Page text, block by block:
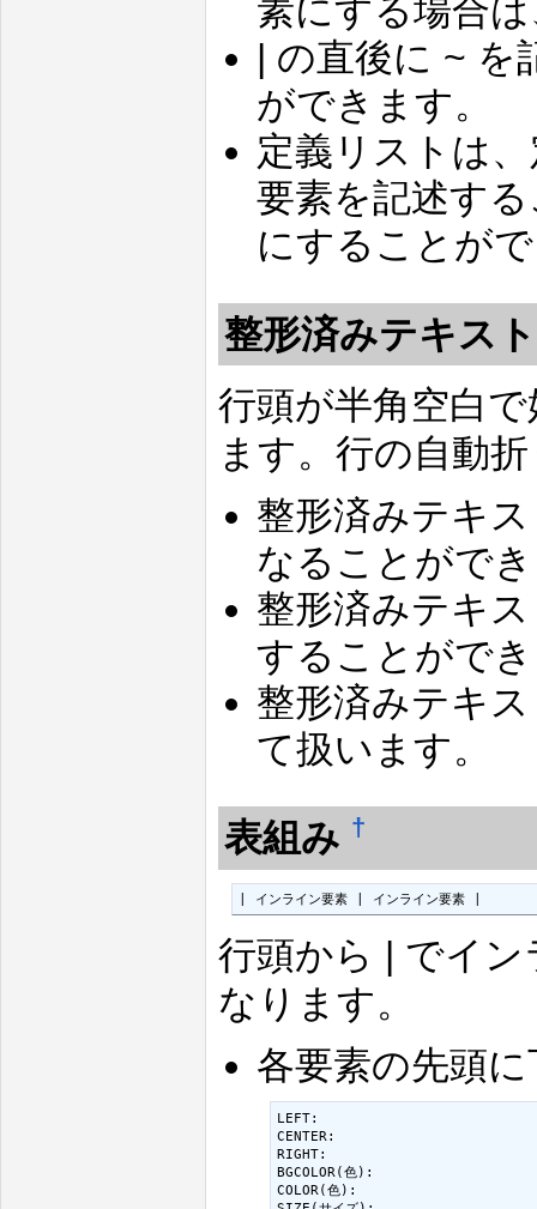
素にする場合
| の直後に ~ を
ができます。
定義リストは
要素を記述す
にすることが
整形済みテキス
行頭が半角空白
ます。行の自動
整形済みテキ
なることがで
整形済みテキ
することがで
整形済みテキ
て扱います。
表組み †
| インライン要素 | インライン要素 |
行頭から | でイ
なります。
各要素の先頭
LEFT:
CENTER:
RIGHT:
BGCOLOR(色):
COLOR(色):